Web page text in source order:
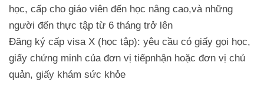
học, cấp cho giáo viên đến học nâng cao,và những
người đến thực tập từ 6 tháng trở lên
Đăng ký cấp visa X (học tập): yêu cầu có giấy gọi học,
giấy chứng minh của đơn vị tiếpnhận hoặc đơn vị chủ
quản, giấy khám sức khỏe